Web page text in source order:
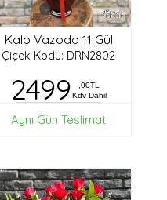
Kalp Vazoda 11 Gül
Çiçek Kodu: DRN2802
2499
,00TL
Kdv Dahil
Aynı Gün Teslimat